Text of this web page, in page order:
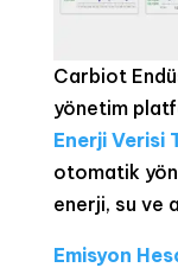
Carbiot
yönetim
Enerji Verisi
otomatik
enerji, su ve
Emisyon